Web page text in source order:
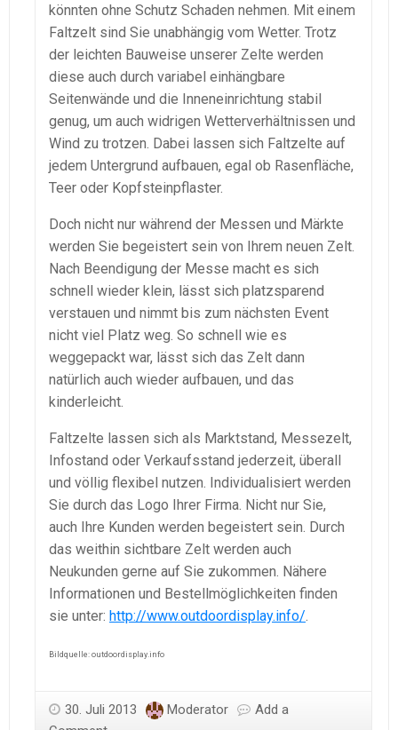
könnten ohne Schutz Schaden nehmen. Mit einem
Faltzelt sind Sie unabhängig vom Wetter. Trotz
der leichten Bauweise unserer Zelte werden
diese auch durch variabel einhängbare
Seitenwände und die Inneneinrichtung stabil
genug, um auch widrigen Wetterverhältnissen und
Wind zu trotzen. Dabei lassen sich Faltzelte auf
jedem Untergrund aufbauen, egal ob Rasenfläche,
Teer oder Kopfsteinpflaster.
Doch nicht nur während der Messen und Märkte
werden Sie begeistert sein von Ihrem neuen Zelt.
Nach Beendigung der Messe macht es sich
schnell wieder klein, lässt sich platzsparend
verstauen und nimmt bis zum nächsten Event
nicht viel Platz weg. So schnell wie es
weggepackt war, lässt sich das Zelt dann
natürlich auch wieder aufbauen, und das
kinderleicht.
Faltzelte lassen sich als Marktstand, Messezelt,
Infostand oder Verkaufsstand jederzeit, überall
und völlig flexibel nutzen. Individualisiert werden
Sie durch das Logo Ihrer Firma. Nicht nur Sie,
auch Ihre Kunden werden begeistert sein. Durch
das weithin sichtbare Zelt werden auch
Neukunden gerne auf Sie zukommen. Nähere
Informationen und Bestellmöglichkeiten finden
sie unter: http://www.outdoordisplay.info/.
Bildquelle: outdoordisplay.info
30. Juli 2013 Moderator
Add a